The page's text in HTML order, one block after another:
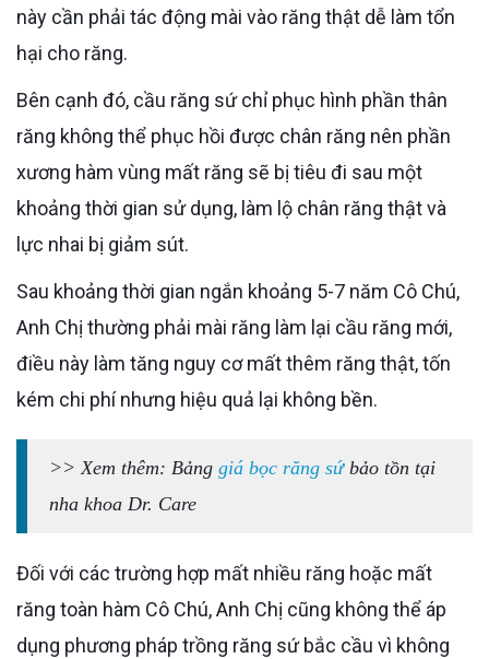
này cần phải tác động mài vào răng thật dễ làm tổn
hại cho răng.
Bên cạnh đó, cầu răng sứ chỉ phục hình phần thân
răng không thể phục hồi được chân răng nên phần
xương hàm vùng mất răng sẽ bị tiêu đi sau một
khoảng thời gian sử dụng, làm lộ chân răng thật và
lực nhai bị giảm sút.
Sau khoảng thời gian ngắn khoảng 5-7 năm Cô Chú,
Anh Chị thường phải mài răng làm lại cầu răng mới,
điều này làm tăng nguy cơ mất thêm răng thật, tốn
kém chi phí nhưng hiệu quả lại không bền.
>> Xem thêm: Bảng giá bọc răng sứbảo tồn tại
nha khoa Dr. Care
Đối với các trường hợp mất nhiều răng hoặc mất
răng toàn hàm Cô Chú, Anh Chị cũng không thể áp
dụng phương pháp trồng răng sứ bắc cầu vì không